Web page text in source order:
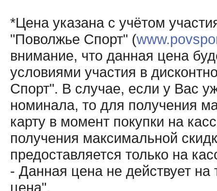
*Цена указана с учётом
"Поволжье Спорт" (
внимание, что данная цена
условиями участия в
Спорт". В случае, если у Вас
номинала, то для получения
карту в момент покупки на
получения максимальной
предоставляется только на
- Данная цена не действует
цена".